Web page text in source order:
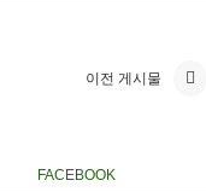
이전 게시물
FACEBOOK